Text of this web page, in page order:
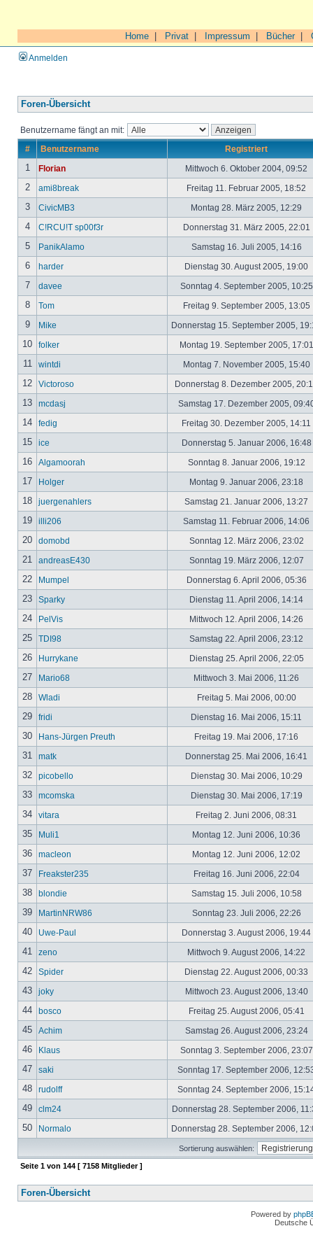
Home Privat Impressum Bücher|
Anmelden
Foren-Übersicht
Benutzername fängt an mit:
# Benutzername Registriert
1 Florian Mittwoch 6. Oktober 2004, 09:52
2 ami8break Freitag 11. Februar 2005, 18:52
3 CivicMB3 Montag 28. März 2005, 12:29
4 C!RCU!T sp00f3r Donnerstag 31. März 2005, 22:01
5 PanikAlamo Samstag 16. Juli 2005, 14:16
6 harder Dienstag 30. August 2005, 19:00
7 davee Sonntag 4. September 2005,
8 Tom Freitag 9. September 2005, 13:05
9 Mike Donnerstag 15. September 2005,
10 folker Montag 19. September 2005,
11 wintdi Montag 7. November 2005, 15:40
12 Victoroso Donnerstag 8. Dezember 2005,
13 mcdasj Samstag 17. Dezember 2005,
14 fedig Freitag 30. Dezember 2005, 14:11
15 ice Donnerstag 5. Januar 2006, 16:48
16 Algamoorah Sonntag 8. Januar 2006, 19:12
17 Holger Montag 9. Januar 2006, 23:18
18 juergenahlers Samstag 21. Januar 2006, 13:27
19 illi206 Samstag 11. Februar 2006, 14:06
20 domobd Sonntag 12. März 2006, 23:02
21 andreasE430 Sonntag 19. März 2006, 12:07
22 Mumpel Donnerstag 6. April 2006, 05:36
23 Sparky Dienstag 11. April 2006, 14:14
24 PelVis Mittwoch 12. April 2006, 14:26
25 TDI98 Samstag 22. April 2006, 23:12
26 Hurrykane Dienstag 25. April 2006, 22:05
27 Mario68 Mittwoch 3. Mai 2006, 11:26
28 Wladi Freitag 5. Mai 2006, 00:00
29 fridi Dienstag 16. Mai 2006, 15:11
30 Hans-Jürgen Preuth Freitag 19. Mai 2006, 17:16
31 matk Donnerstag 25. Mai 2006, 16:41
32 picobello Dienstag 30. Mai 2006, 10:29
33 mcomska Dienstag 30. Mai 2006, 17:19
34 vitara Freitag 2. Juni 2006, 08:31
35 Muli1 Montag 12. Juni 2006, 10:36
36 macleon Montag 12. Juni 2006, 12:02
37 Freakster235 Freitag 16. Juni 2006, 22:04
38 blondie Samstag 15. Juli 2006, 10:58
39 MartinNRW86 Sonntag 23. Juli 2006, 22:26
40 Uwe-Paul Donnerstag 3. August 2006, 19:44
41 zeno Mittwoch 9. August 2006, 14:22
42 Spider Dienstag 22. August 2006, 00:33
43 joky Mittwoch 23. August 2006, 13:40
44 bosco Freitag 25. August 2006, 05:41
45 Achim Samstag 26. August 2006, 23:24
46 Klaus Sonntag 3. September 2006,
47 saki Sonntag 17. September 2006,
48 rudolff Sonntag 24. September 2006,
49 clm24 Donnerstag 28. September 2006,
50 Normalo Donnerstag 28. September 2006,
Sortierung auswählen:
Seite 1 von 144 [ 7158 Mitglieder ]
Foren-Übersicht
Powered by
Deutsche